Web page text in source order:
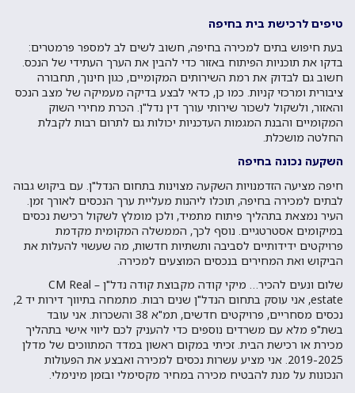
טיפים לרכישת בית בחיפה
בעת חיפוש בתים למכירה בחיפה, חשוב לשים לב למספר פרמטרים:
בדקו את תוכניות הפיתוח באזור כדי להבין את הערך העתידי של הנכס.
חשוב גם לבדוק את רמת השירותים המקומיים, כגון חינוך, תחבורה
ציבורית ומרכזי קניות. כמו כן, כדאי לבצע בדיקה מעמיקה של מצב הנכס
והאזור, ולשקול לשכור שירותי עורך דין נדל"ן. הכרת מחירי השוק
המקומיים והבנת המגמות העדכניות יכולות גם לתרום רבות לקבלת
החלטה מושכלת.
השקעה נכונה בחיפה
חיפה מציעה הזדמנויות השקעה מצוינות בתחום הנדל"ן. עם ביקוש גבוה
לבתים למכירה בחיפה, תוכלו ליהנות מעליית ערך הנכסים לאורך זמן.
העיר נמצאת בתהליך פיתוח מתמיד, ולכן מומלץ לשקול רכישת נכסים
במיקומים אסטרטגיים. נוסף לכך, הממשלה המקומית מקדמת
פרויקטים ידידותיים לסביבה ותשתיות חדשות, מה שעשוי להעלות את
הביקוש ואת המחירים בנכסים המוצעים למכירה.
שלום ונעים להכיר… מיקי קודה מ
קבוצת קודה נדל"ן – CM Real
estate
, אני עוסק בתחום הנדל"ן שנים רבות. מתמחה בתיווך דירות יד 2,
נכסים מסחריים, פרויקטים חדשים, תמ"א 38 והשכרות. אני עובד
בשת"פ מלא עם משרדים נוספים כדי להעניק לכם ליווי אישי בתהליך
מכירת או רכישת הבית. זכיתי במקום ראשון במדד המתווכים של מדלן
2019-2025. אני מציע עשרות נכסים למכירה ואבצע את הפעולות
הנכונות על מנת להבטיח מכירה במחיר מקסימלי ובזמן מינימלי.